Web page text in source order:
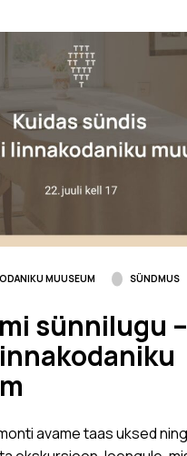
MUUSEUM SÜNDMUS
sünnilugu
avame taas uksed